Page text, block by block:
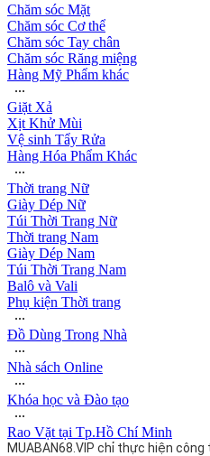
Chăm sóc Mặt
Chăm sóc Cơ thể
Chăm sóc Tay chân
Chăm sóc Răng miệng
Hàng Mỹ Phẩm khác
∙∙∙
Giặt Xả
Xịt Khử Mùi
Vệ sinh Tẩy Rửa
Hàng Hóa Phẩm Khác
∙∙∙
Thời trang Nữ
Giày Dép Nữ
Túi Thời Trang Nữ
Thời trang Nam
Giày Dép Nam
Túi Thời Trang Nam
Balô và Vali
Phụ kiện Thời trang
∙∙∙
Đồ Dùng Trong Nhà
∙∙∙
Nhà sách Online
∙∙∙
Khóa học và Đào tạo
∙∙∙
Rao Vặt tại Tp.Hồ Chí Minh
MUABAN68.VIP chỉ thực hiện